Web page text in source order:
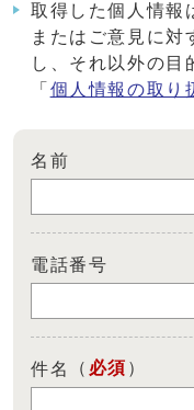
取得した個人情報
またはご意見に対
し、それ以外の目
「 個人情報の取り
名前
電話番号
件名 （ 必須 ）